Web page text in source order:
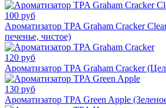
100 руб
Ароматизатор TPA Graham Cracker
печенье, чистое)
120 руб
Ароматизатор TPA Graham Cracker
130 руб
Ароматизатор TPA Green Apple